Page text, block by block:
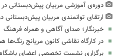
دوره‌ی آموزشی مربیان پیش‌دبستانی در
ارتقای توانمندی مربیان پیش‌دبستانی
خبرنگار؛ صدای آگاهی و همراه فرهنگ
در کارگاه نقاشی کانون مریانج
برگزاری نشست تخصصی اعضای